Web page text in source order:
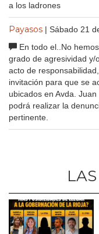
a los ladrones
Payasos | Sábado 21
En todo el..No
grado de agresividad y/
acto de
invitación para que se
ubicados en Avda.
podrá realizar la
pertinente.